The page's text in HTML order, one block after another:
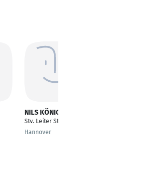
NILS KÖNIG
Stv. Leiter Steuern
Hannover